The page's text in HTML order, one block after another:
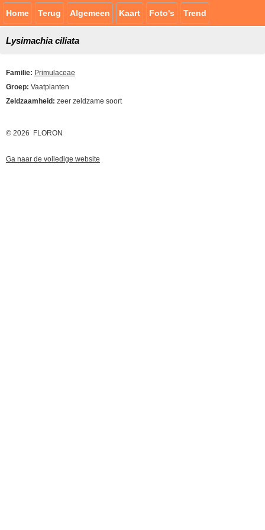
Home Terug Algemeen Kaart Foto's Trend
Lysimachia ciliata
Familie: Primulaceae
Groep: Vaatplanten
Zeldzaamheid: zeer zeldzame soort
© 2026 FLORON
Ga naar de volledige website